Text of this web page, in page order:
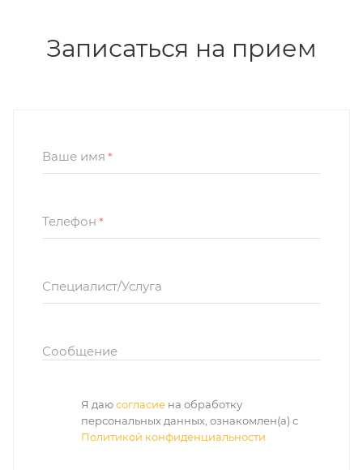
Записаться на прием
Ваше имя *
Телефон *
Специалист/Услуга
Сообщение
Я даюсогласие на обработку
персональных данных, ознакомлен(а) с
Политикой конфиденциальности